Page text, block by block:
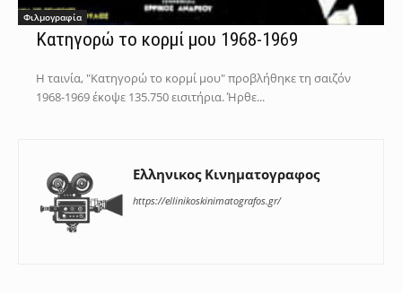
Φιλμογραφία
Κατηγορώ το κορμί μου 1968-1969
Η ταινία, "Κατηγορώ το κορμί μου" προβλήθηκε τη σαιζόν
1968-1969 έκοψε 135.750 εισιτήρια. Ήρθε...
Ελληνικος Κινηματογραφος
https://ellinikoskinimatografos.gr/